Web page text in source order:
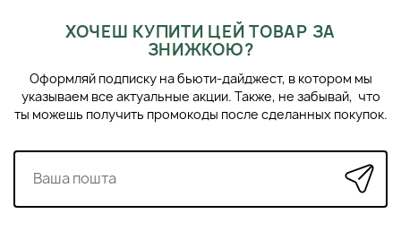
Протягом 45 хвилин тримайте шкіру голови в теплі,
можете залишити маску на ніч.
Змийте продукт теплою водою із застосуванням
терапевтичних шампунів та кондиціонерів на вибір з
лінійки «Н» System 4. Це важливо для забезпечення
комплексного догляду та лікування. Коли кілька
ХОЧЕШ КУПИТИ ЦЕЙ ТОВАР ЗА
ЗНИЖКОЮ?
Оформляй подписку на бьюти-дайджест, в котором мы
указываем все актуальные акции. Также, не забывай, что
ты можешь получить промокоды после сделанных покупок.